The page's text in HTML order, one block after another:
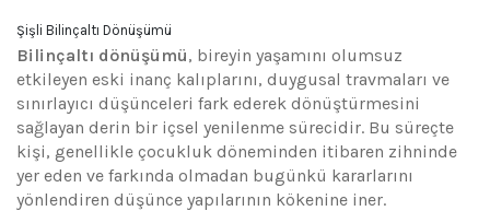
Şişli Bilinçaltı Dönüşümü
Bilinçaltı dönüşümü, bireyin yaşamını olumsuz
etkileyen eski inanç kalıplarını, duygusal travmaları ve
sınırlayıcı düşünceleri fark ederek dönüştürmesini
sağlayan derin bir içsel yenilenme sürecidir. Bu süreçte
kişi, genellikle çocukluk döneminden itibaren zihninde
yer eden ve farkında olmadan bugünkü kararlarını
yönlendiren düşünce yapılarının kökenine iner.